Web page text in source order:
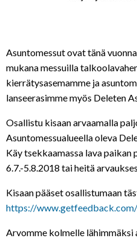
Asuntomessut ovat tänä
mukana messuilla
kierrätysasemamme ja
lanseerasimme myös Deleten
Osallistu kisaan arvaamalla
Asuntomessualueella oleva
Käy tsekkaamassa lava paikan
6.7.-5.8.2018 tai heitä
Kisaan pääset osallistumaan
https://
Arvomme kolmelle lähimmäksi